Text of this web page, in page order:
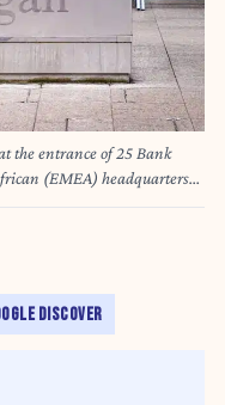
the entrance of 25 Bank
(EMEA) headquarters
London, England, United
is seen in the
DISCOVER